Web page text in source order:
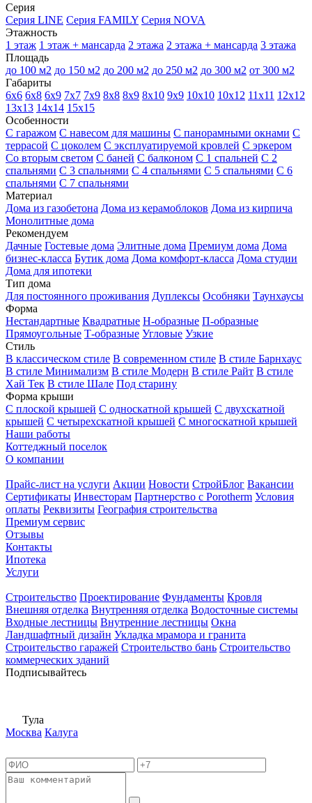
Серия
Серия LINE Серия FAMILY Серия NOVA
Этажность
1 этаж 1 этаж + мансарда 2 этажа 2 этажа + мансарда 3 этажа
Площадь
до 100 м2 до 150 м2 до 200 м2 до 250 м2 до 300 м2 от 300 м2
Габариты
6х6 6х8 6х9 7х7 7х9 8х8 8х9 8х10 9х9 10х10 10х12 11х11 12х12
13х13 14х14 15х15
Особенности
С гаражом С навесом для машины С панорамными окнами С
террасой С цоколем С эксплуатируемой кровлей С эркером
Со вторым светом С баней С балконом С 1 спальней С 2
спальнями С 3 спальнями С 4 спальнями С 5 спальнями С 6
спальнями С 7 спальнями
Материал
Дома из газобетона Дома из керамоблоков Дома из кирпича
Монолитные дома
Рекомендуем
Дачные Гостевые дома Элитные дома Премиум дома Дома
бизнес-класса Бутик дома Дома комфорт-класса Дома студии
Дома для ипотеки
Тип дома
Для постоянного проживания Дуплексы Особняки Таунхаусы
Форма
Нестандартные Квадратные Н-образные П-образные
Прямоугольные Т-образные Угловые Узкие
Стиль
В классическом стиле В современном стиле В стиле Барнхаус
В стиле Минимализм В стиле Модерн В стиле Райт В стиле
Хай Тек В стиле Шале Под старину
Форма крыши
С плоской крышей С односкатной крышей С двухскатной
крышей С четырехскатной крышей С многоскатной крышей
Наши работы
Коттеджный поселок
О компании
Прайс-лист на услуги Акции Новости СтройБлог Вакансии
Сертификаты Инвесторам Партнерство с Porotherm Условия
оплаты Реквизиты География строительства
Премиум сервис
Отзывы
Контакты
Ипотека
Услуги
Строительство Проектирование Фундаменты Кровля
Внешняя отделка Внутренняя отделка Водосточные системы
Входные лестницы Внутренние лестницы Окна
Ландшафтный дизайн Укладка мрамора и гранита
Строительство гаражей Строительство бань Строительство
коммерческих зданий
Подписывайтесь
Тула
Москва Калуга